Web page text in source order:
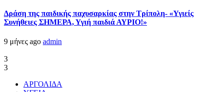
Δράση της παιδικής παχυσαρκίας στην Τρίπολη- «Υγιείς
Συνήθειες ΣΗΜΕΡΑ, Υγιή παιδιά ΑΥΡΙΟ!»
9 μήνες ago admin
3
3
ΑΡΓΟΛΙΔΑ